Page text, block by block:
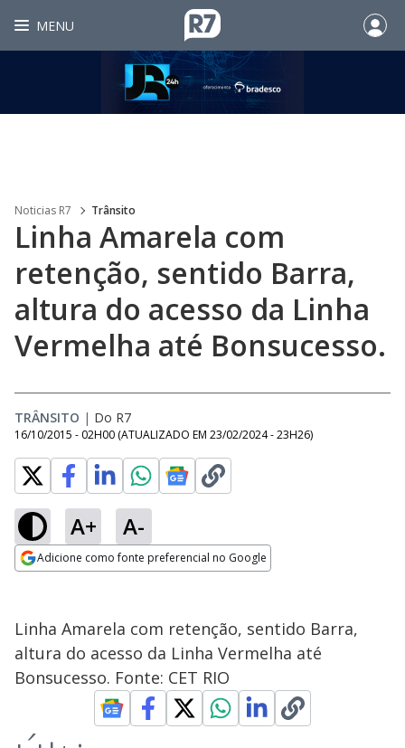
MENU
Noticias R7 Trânsito
Linha Amarela com
retenção, sentido Barra,
altura do acesso da Linha
Vermelha até Bonsucesso.
TRÂNSITO | Do R7
16/10/2015 - 02H00 (ATUALIZADO EM 23/02/2024 - 23H26)
A+ A-
Adicione como fonte preferencial no Google
Linha Amarela com retenção, sentido Barra,
altura do acesso da Linha Vermelha até
Bonsucesso. Fonte: CET RIO